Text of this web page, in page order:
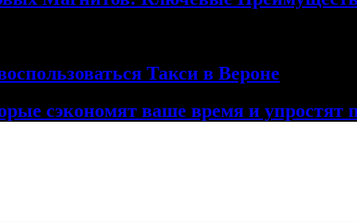
Такси в Вероне
сэкономят ваше время и упростят